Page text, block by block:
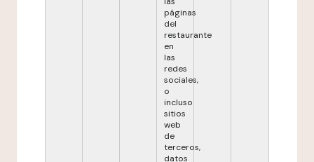
páginas
del
restaurante
en
las
redes
sociales,
o
incluso
sitios
web
de
terceros,
datos